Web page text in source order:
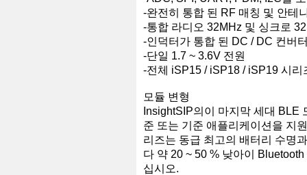
-완전히 통합 된 RF 매칭 및 안테
-통합 라디오 32MHz 및 싱크로
-인덕터가 통합 된 DC / DC 컨버
-단일 1.7 ~ 3.6V 전원
-전체 iSP15 / iSP18 / iSP19 시리
모듈 변형
InsightSIP의이 마지막 세대 BLE
준 또는 기준 애플리케이션을 지
리즈는 동급 최고의 배터리 수명
다 약 20 ~ 50 % 낮아이
십시오.